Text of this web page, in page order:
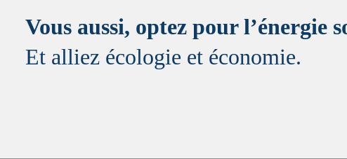
Vous aussi, optez pour l’énergie
Et alliez écologie et économie.